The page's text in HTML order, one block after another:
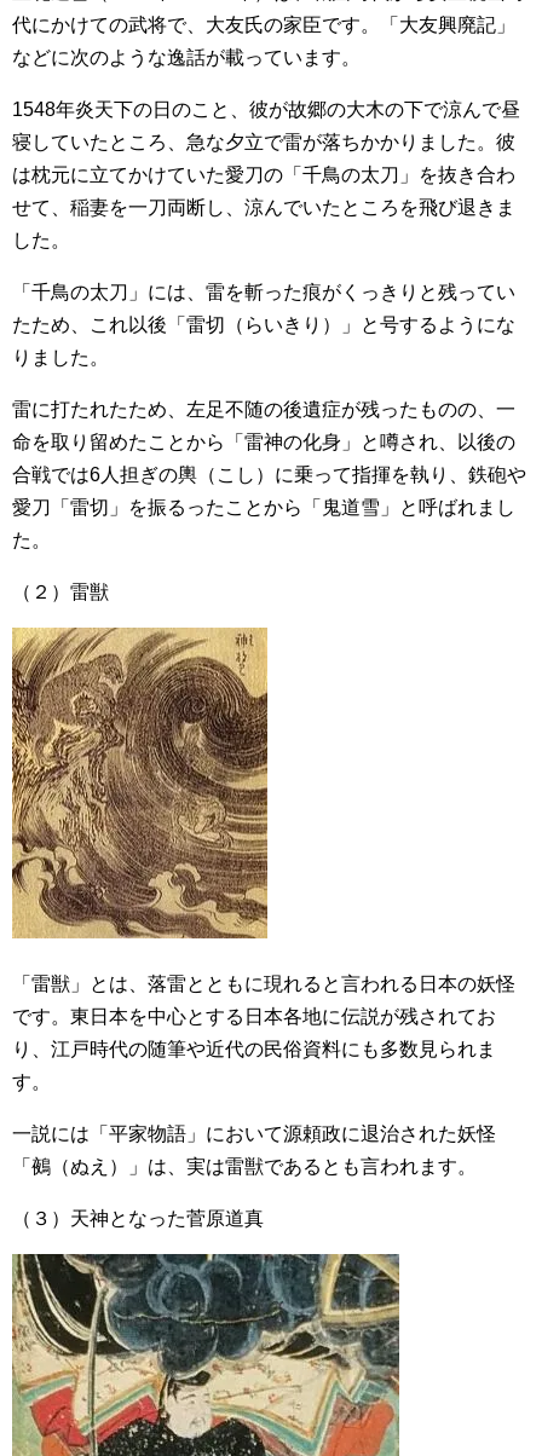
代にかけての武将で、大友氏の家臣です。「大友興廃記」
などに次のような逸話が載っています。
1548年炎天下の日のこと、彼が故郷の大木の下で涼んで昼
寝していたところ、急な夕立で雷が落ちかかりました。彼
は枕元に立てかけていた愛刀の「千鳥の太刀」を抜き合わ
せて、稲妻を一刀両断し、涼んでいたところを飛び退きま
した。
「千鳥の太刀」には、雷を斬った痕がくっきりと残ってい
たため、これ以後「雷切（らいきり）」と号するようにな
りました。
雷に打たれたため、左足不随の後遺症が残ったものの、一
命を取り留めたことから「雷神の化身」と噂され、以後の
合戦では6人担ぎの輿（こし）に乗って指揮を執り、鉄砲や
愛刀「雷切」を振るったことから「鬼道雪」と呼ばれまし
た。
（２）雷獣
「雷獣」とは、落雷とともに現れると言われる日本の妖怪
です。東日本を中心とする日本各地に伝説が残されてお
り、江戸時代の随筆や近代の民俗資料にも多数見られま
す。
一説には「平家物語」において源頼政に退治された妖怪
「鵺（ぬえ）」は、実は雷獣であるとも言われます。
（３）天神となった菅原道真